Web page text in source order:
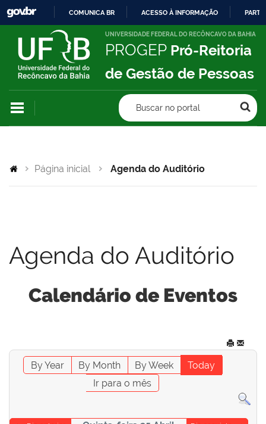
IR
PARA
CONTEÚDO
COMUNICA BR ACESSO À INFORMAÇÃO
UNIVERSIDADE FEDERAL DO RECÔNCAVO DA BAHIA
PROGEP Pró-Reitoria
de Gestão de Pessoas
Buscar no portal
Página inicial Agenda do Auditório
Agenda do Auditório
Calendário de Eventos
By Year By Month By Week
Today
Ir para o mês